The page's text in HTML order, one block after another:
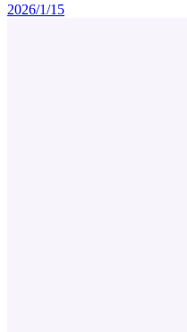
2026/1/15